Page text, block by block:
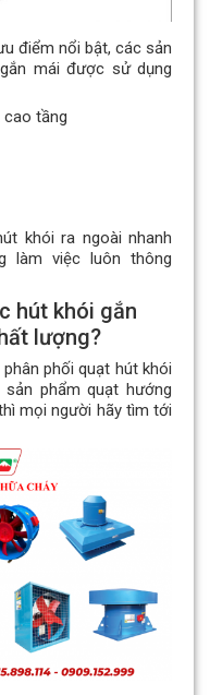
điểm nổi bật, các sản
mái được sử dụng
tầng
khói ra ngoài nhanh
làm việc luôn thông
hút khói gắn
lượng?
phối quạt hút khói
phẩm quạt hướng
mọi người hãy tìm tới